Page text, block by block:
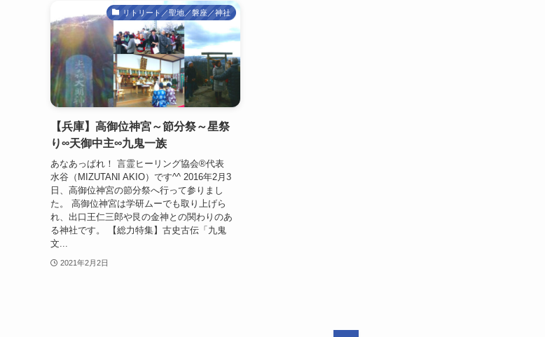
リトリート／聖地／磐座／神社
【兵庫】高御位神宮～節分祭～星祭
り∞天御中主∞九鬼一族
あなあっぱれ！ 言霊ヒーリング協会®代表
水谷（MIZUTANI AKIO）です^^ 2016年2月3
日、高御位神宮の節分祭へ行って参りまし
た。 高御位神宮は学研ムーでも取り上げら
れ、出口王仁三郎や艮の金神との関わりのあ
る神社です。 【総力特集】古史古伝「九鬼
文...
2021年2月2日